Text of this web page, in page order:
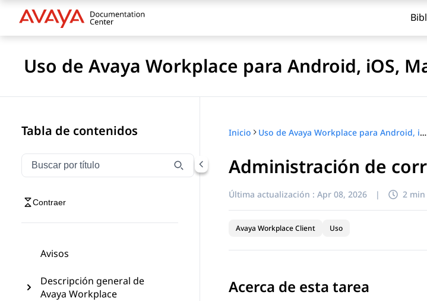
Uso de Avaya Workplace para Android, iOS,
Tabla de contenidos
Filtrar navegación por título
Escriba para filtrar los elementos de navegación por título
Contraer
Avisos
Descripción general de
Avaya Workplace
Inicio Uso de Avaya Workplace para Android, iOS, Mac y Windows
Administración de
Última actualización : Apr 08, 2026 | 2 min
Avaya Workplace Client Uso
Acerca de esta tarea